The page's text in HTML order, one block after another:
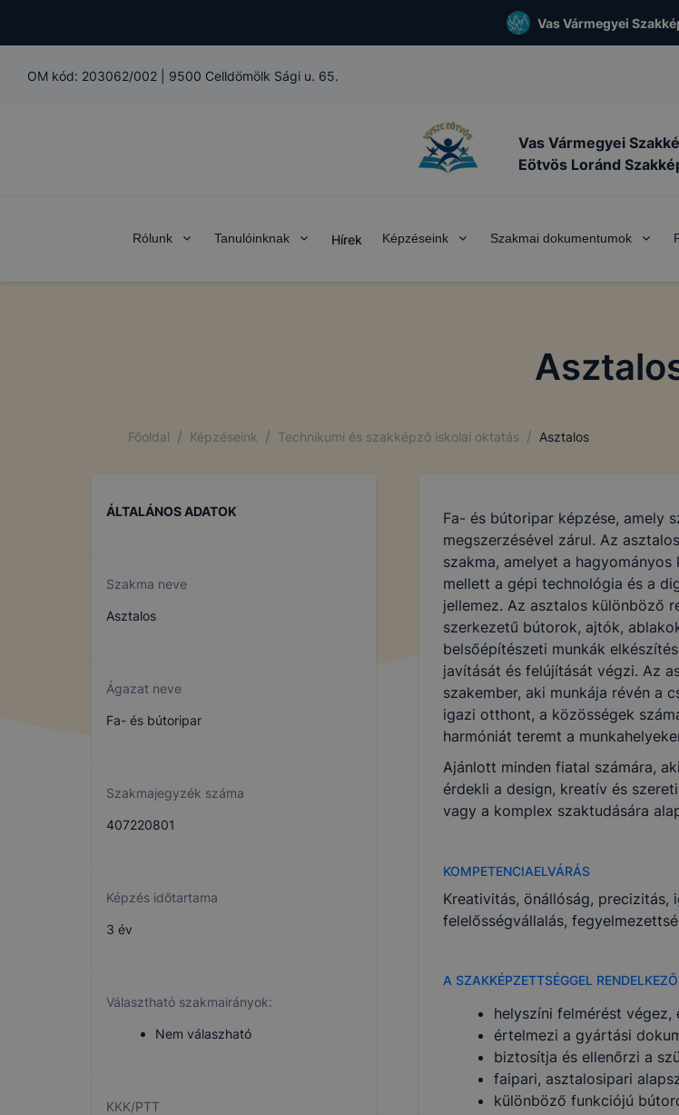
Vas Vármegyei
OM kód: 203062/002 9500 Celldömölk Sági u. 65.
Vas Vármegyei
Eötvös Loránd
Rólunk Tanulóinknak Hírek Képzéseink Szakmai dokumentumok
Főoldal / Képzéseink / Technikumi és szakképző iskolai oktatás / Asztalos
ÁLTALÁNOS ADATOK
Szakma neve
Asztalos
Ágazat neve
Fa- és bútoripar
Szakmajegyzék száma
407220801
Képzés időtartama
3 év
Választható szakmairányok:
Nem válaszható
KKK/PTT
Fa- és bútoripar képzése, amely
megszerzésével zárul. Az
szakma, amelyet a hagyományos
mellett a gépi technológia és a
jellemez. Az asztalos különböző
szerkezetű bútorok, ajtók,
belsőépítészeti munkák
javítását és felújítását végzi. Az
szakember, aki munkája révén a
igazi otthont, a közösségek
harmóniát teremt a
Ajánlott minden fiatal számára,
érdekli a design, kreatív és
vagy a komplex szaktudására
KOMPETENCIAELVÁRÁS
Kreativitás, önállóság, precizitás,
felelősségvállalás,
A SZAKKÉPZETTSÉGGEL RENDELKEZŐ
helyszíni felmérést
értelmezi a gyártási
biztosítja és ellenőrzi a
faipari, asztalosipari
különböző funkciójú